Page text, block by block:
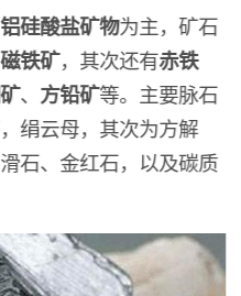
铝硅酸盐矿物为主，矿石
磁铁矿，其次还有赤铁
、 方铅矿等。主要脉石
绢云母，其次为方解
石、金红石，以及碳质